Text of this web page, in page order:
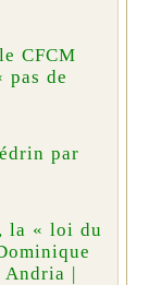
CFCM
pas de
par
la « loi du
Andria |